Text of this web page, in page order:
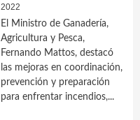
2022
El Ministro de Ganadería,
Agricultura y Pesca,
Fernando Mattos, destacó
las mejoras en coordinación,
prevención y preparación
para enfrentar incendios,...